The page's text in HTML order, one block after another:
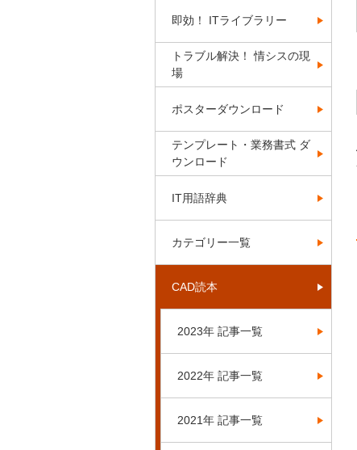
即効！ ITライブラリー
トラブル解決！ 情シスの現
場
ポスターダウンロード
テンプレート・業務書式 ダ
ウンロード
IT用語辞典
カテゴリー一覧
CAD読本
2023年 記事一覧
2022年 記事一覧
2021年 記事一覧